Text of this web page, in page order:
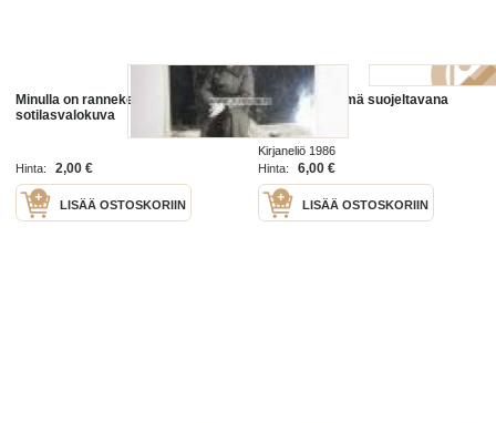
Minulla on rannekello -suomalainen
sotilasvalokuva
Hinta: 2,00 €
LISÄÄ OSTOSKORIIN
minulla on elämä suojeltavana
Kirjaneliö 1986
Hinta:
6,00 €
LISÄÄ OSTOSKORIIN